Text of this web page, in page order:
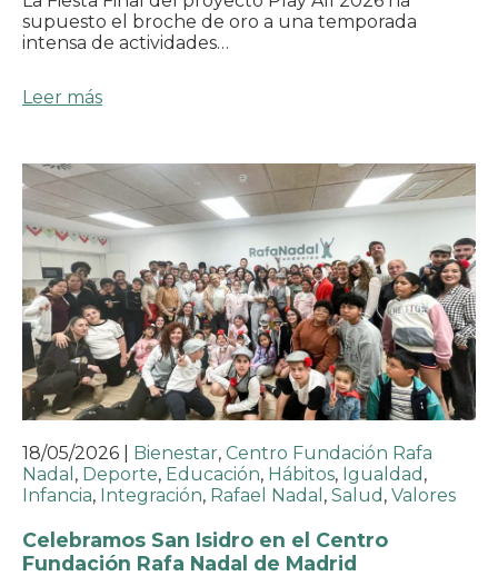
supuesto el broche de oro a una temporada
intensa de actividades…
Leer más
18/05/2026 Bienestar, Centro Fundación Rafa
Nadal , Deporte, Educación, Hábitos, Igualdad ,
Infancia, Integración, Rafael Nadal , Salud , Valores
Celebramos San Isidro en el Centro
Fundación Rafa Nadal de Madrid